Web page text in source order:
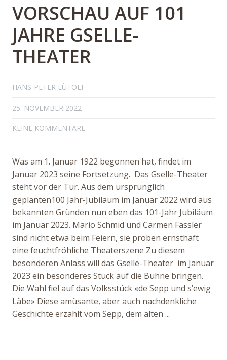
VORSCHAU AUF 101
JAHRE GSELLE-
THEATER
HANS-PETER LÜTOLF
25. NOVEMBER 2022
KEINE KOMMENTARE
Was am 1. Januar 1922 begonnen hat, findet im
Januar 2023 seine Fortsetzung. Das Gselle-Theater
steht vor der Tür. Aus dem ursprünglich
geplanten100 Jahr-Jubiläum im Januar 2022 wird aus
bekannten Gründen nun eben das 101-Jahr Jubiläum
im Januar 2023. Mario Schmid und Carmen Fässler
sind nicht etwa beim Feiern, sie proben ernsthaft
eine feuchtfröhliche Theaterszene Zu diesem
besonderen Anlass will das Gselle-Theater im Januar
2023 ein besonderes Stück auf die Bühne bringen.
Die Wahl fiel auf das Volksstück «de Sepp und s’ewig
Läbe» Diese amüsante, aber auch nachdenkliche
Geschichte erzählt vom Sepp, dem alten ...